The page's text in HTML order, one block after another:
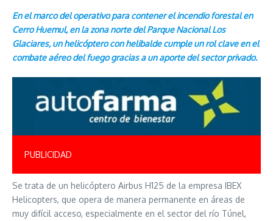
En el marco del operativo para contener el incendio forestal en
Cerro Huemul, en la zona norte del Parque Nacional Los
Glaciares, un helicóptero con helibalde cumple un rol clave en el
combate aéreo del fuego gracias a un aporte del sector privado.
PUBLICIDAD
Se trata de un helicóptero Airbus H125 de la empresa IBEX
Helicopters, que opera de manera permanente en áreas de
muy difícil acceso, especialmente en el sector del río Túnel,